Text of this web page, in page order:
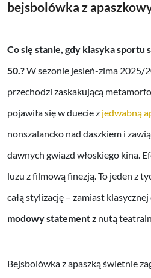
bejsbolówka z
Co się stanie, gdy klasyka sportu
50.?W sezonie jesień-zima 2025/
przechodzi zaskakującą
pojawiła się w duecie z jedwabną
nonszalancko nad daszkiem i
dawnych gwiazd włoskiego kina.
luzu z filmową finezją. To jeden z
całą stylizację – zamiast
modowy statementz nutą
Bejsbolówka z apaszką świetnie